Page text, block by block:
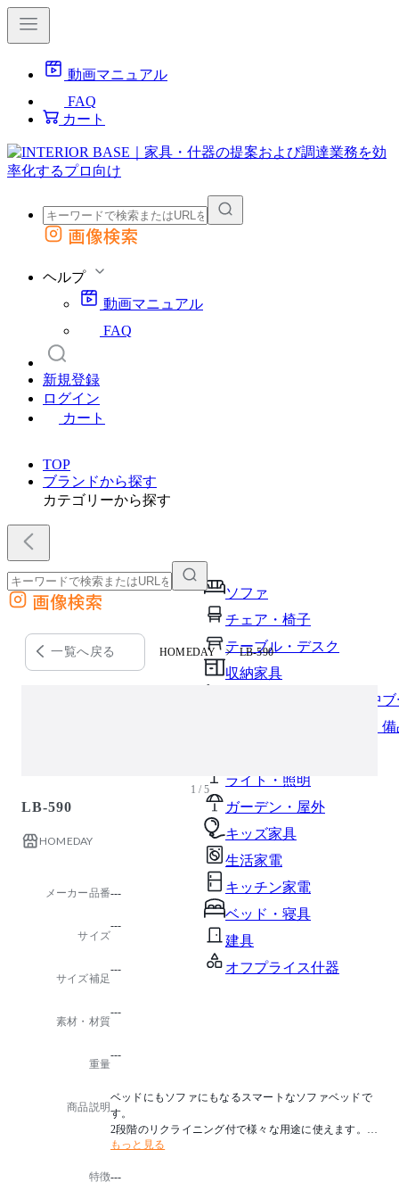
動画マニュアル
FAQ
カート
外部サイトの商品をカートに追加
画像検索
ヘルプ
動画マニュアル
FAQ
新規登録
ログイン
カート
TOP
ブランドから探す
カテゴリーから探す
ソファ
チェア・椅子
テーブル・デスク
収納家具
パーソナルブース・集中
オフィスアクセサリー・
ライト・照明
ガーデン・屋外
キッズ家具
生活家電
キッチン家電
ベッド・寝具
建具
オフプライス什器
外部サイトの商品をカートに追加
他のサイトで見つけた商品ページのURLを貼り付けて、カートに追加できます
画像検索
一覧へ戻る HOMEDAY LB-590
1 / 5
LB-590
HOMEDAY
メーカー品番---
サイズ
---
サイズ補足
---
素材・材質
---
重量
---
商品説明
ベッドにもソファにもなるスマートなソファベッドで
す。
2段階のリクライニング付で様々な用途に使えます。
もっと見る
特徴---